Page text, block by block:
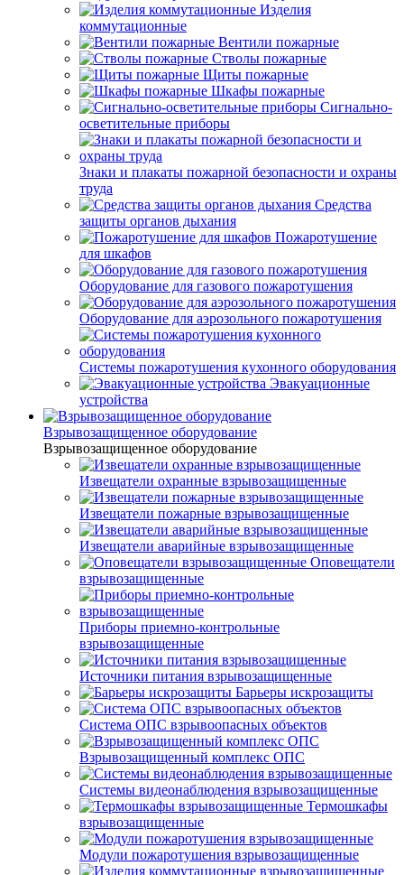
Изделия
коммутационные
Вентили пожарные
Стволы пожарные
Щиты пожарные
Шкафы пожарные
Сигнально-
осветительные приборы
Знаки и плакаты пожарной безопасности и охраны
труда
Средства
защиты органов дыхания
Пожаротушение
для шкафов
Оборудование для газового пожаротушения
Оборудование для аэрозольного пожаротушения
Системы пожаротушения кухонного оборудования
Эвакуационные
устройства
Взрывозащищенное оборудование
Взрывозащищенное оборудование
Извещатели охранные взрывозащищенные
Извещатели пожарные взрывозащищенные
Извещатели аварийные взрывозащищенные
Оповещатели
взрывозащищенные
Приборы приемно-контрольные
взрывозащищенные
Источники питания взрывозащищенные
Барьеры искрозащиты
Система ОПС взрывоопасных объектов
Взрывозащищенный комплекс ОПС
Системы видеонаблюдения взрывозащищенные
Термошкафы
взрывозащищенные
Модули пожаротушения взрывозащищенные